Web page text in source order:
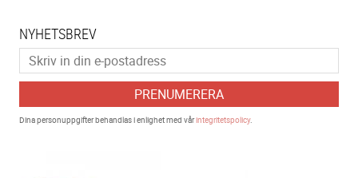
NYHETSBREV
PRENUMERERA
Dina personuppgifter behandlas i enlighet med vårintegritetspolicy.